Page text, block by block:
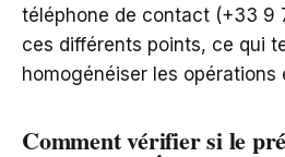
téléphone de contact (+33 9
ces différents points, ce qui
homogénéiser les
Comment vérifier si le